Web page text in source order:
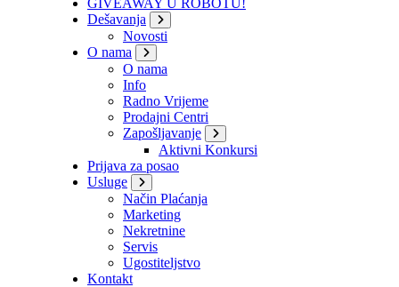
GIVEAWAY U ROBOTU!
Dešavanja
Novosti
O nama
O nama
Info
Radno Vrijeme
Prodajni Centri
Zapošljavanje
Aktivni Konkursi
Prijava za posao
Usluge
Način Plaćanja
Marketing
Nekretnine
Servis
Ugostiteljstvo
Kontakt